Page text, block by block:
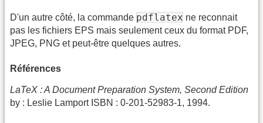
D'un autre côté, la commande pdflatex ne reconnait
pas les fichiers EPS mais seulement ceux du format PDF,
JPEG, PNG et peut-être quelques autres.
Références
LaTeX : A Document Preparation System, Second Edition
by : Leslie Lamport ISBN : 0-201-52983-1, 1994.